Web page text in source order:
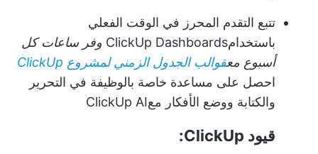
تتبع التقدم المحرز في الوقت الفعلي
باستخدامClickUp Dashboards وفر ساعات كل
أسبوع معقوالب الجدول الزمني لمشروع ClickUp
احصل على مساعدة خاصة بالوظيفة في التحرير
والكتابة ووضع الأفكار معClickUp AI
قيود ClickUp: